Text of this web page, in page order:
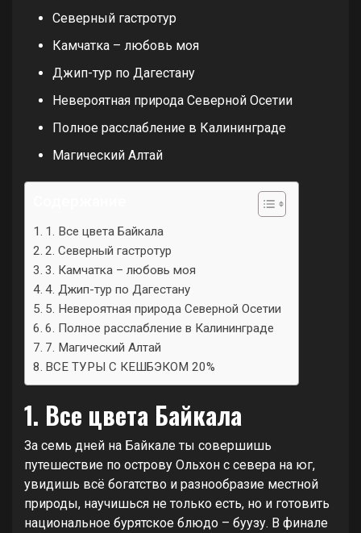
Северный гастротур
Камчатка – любовь моя
Джип-тур по Дагестану
Невероятная природа Северной Осетии
Полное расслабление в Калининграде
Магический Алтай
1. Все цвета Байкала
2. Северный гастротур
3. Камчатка – любовь моя
4. Джип-тур по Дагестану
5. Невероятная природа Северной Осетии
6. Полное расслабление в Калининграде
7. Магический Алтай
ВСЕ ТУРЫ С КЕШБЭКОМ 20%
1. Все цвета Байкала
За семь дней на Байкале ты совершишь
путешествие по острову Ольхон с севера на юг,
увидишь всё богатство и разнообразие местной
природы, научишься не только есть, но и готовить
национальное бурятское блюдо – буузу. В финале